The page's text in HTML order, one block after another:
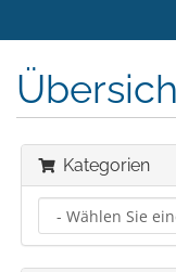
Kategorien